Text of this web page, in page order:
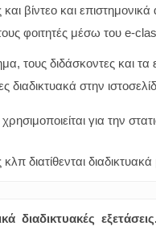
βίντεο και επιστημονικά
φοιτητές μέσω του e-
τους διδάσκοντες και
διαδικτυακά στην
για την
διατίθενται
διαδικτυακές